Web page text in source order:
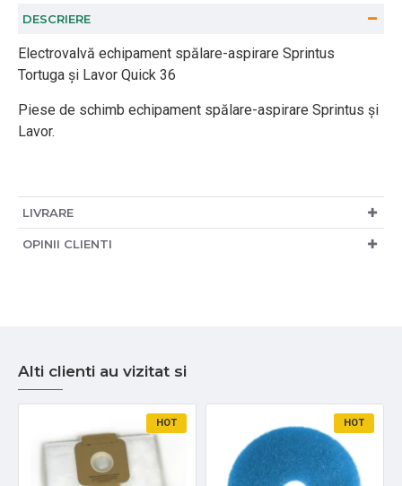
DESCRIERE
Electrovalvă echipament spălare-aspirare Sprintus
Tortuga și Lavor Quick 36
Piese de schimb echipament spălare-aspirare Sprintus și
Lavor.
LIVRARE
OPINII CLIENTI
Alti clienti au vizitat si
HOT HOT